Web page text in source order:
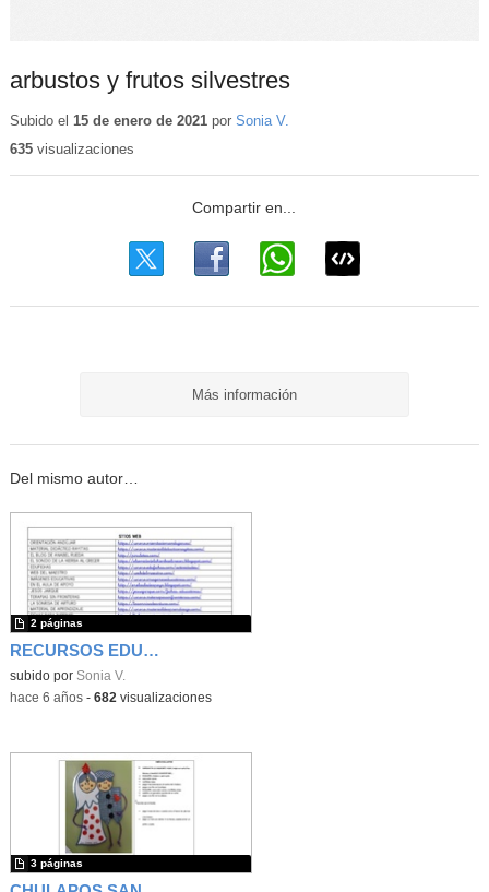
arbustos y frutos silvestres
Subido el 15 de enero de 2021por Sonia V.
635visualizaciones
Más información
Del mismo autor…
RECURSOS EDUCATIVOS WEB
subido por Sonia V.
2 páginas
-hace 6 años- 682 visualizaciones
3 páginas